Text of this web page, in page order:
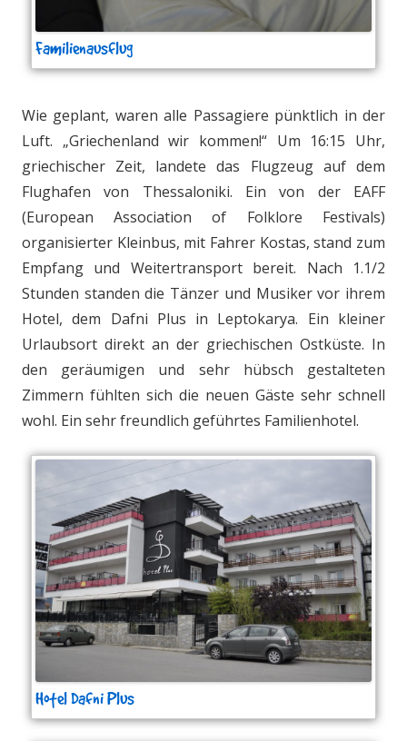
Familienausflug
Wie geplant, waren alle Passagiere pünktlich in der
Luft. „Griechenland wir kommen!“ Um 16:15 Uhr,
griechischer Zeit, landete das Flugzeug auf dem
Flughafen von Thessaloniki. Ein von der EAFF
(European Association of Folklore Festivals)
organisierter Kleinbus, mit Fahrer Kostas, stand zum
Empfang und Weitertransport bereit. Nach 1.1/2
Stunden standen die Tänzer und Musiker vor ihrem
Hotel, dem Dafni Plus in Leptokarya. Ein kleiner
Urlaubsort direkt an der griechischen Ostküste. In
den geräumigen und sehr hübsch gestalteten
Zimmern fühlten sich die neuen Gäste sehr schnell
wohl. Ein sehr freundlich geführtes Familienhotel.
Hotel Dafni Plus